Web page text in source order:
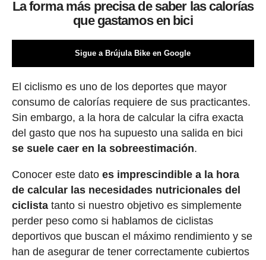
La forma más precisa de saber las calorías
que gastamos en bici
Sigue a Brújula Bike en Google
El ciclismo es uno de los deportes que mayor
consumo de calorías requiere de sus practicantes.
Sin embargo, a la hora de calcular la cifra exacta
del gasto que nos ha supuesto una salida en bici
se suele caer en la sobreestimación.
Conocer este dato es imprescindible a la hora
de calcular las necesidades nutricionales del
ciclistatanto si nuestro objetivo es simplemente
perder peso como si hablamos de ciclistas
deportivos que buscan el máximo rendimiento y se
han de asegurar de tener correctamente cubiertos